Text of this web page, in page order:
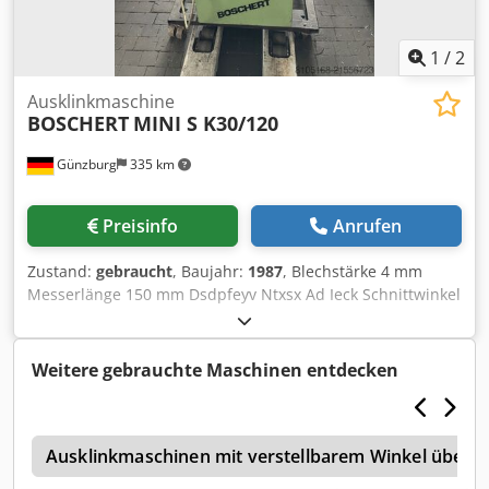
1 /2
Günzburg 335 km
Ausklinkmaschine
BOSCHERT MINI S K30/120
Preisinfo Anrufen
Zustand: gebraucht, Baujahr: 1987, Blechstärke 4 mm
Messerlänge 150 mm Dsdpfeyv Ntxsx Ad Ieck Schnittwinkel
30-120 ° Tischabmessungen 1000x650 mm
Weitere gebrauchte Maschinen entdecken
Ausklinkmaschinen mit verstellbarem Winkel über